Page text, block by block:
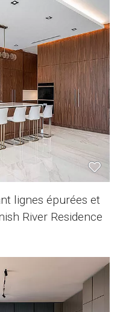
lignes épurées et
River Residence